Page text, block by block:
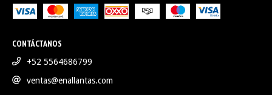
CONTÁCTANOS
+52 5564686799
ventas@enallantas.com